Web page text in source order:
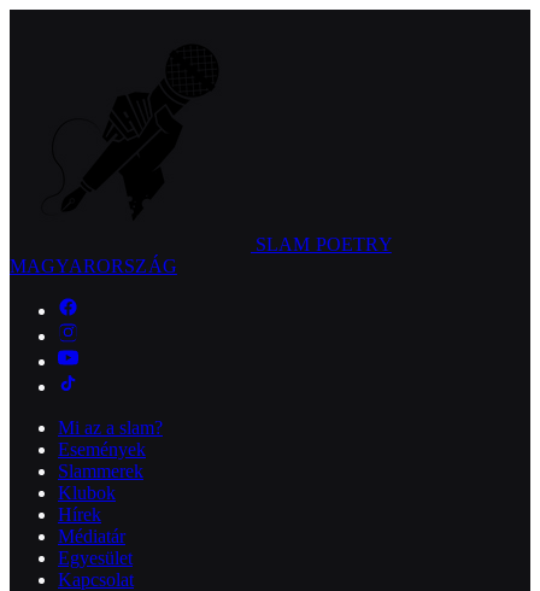
SLAM POETRY
MAGYARORSZÁG
Mi az a slam?
Események
Slammerek
Klubok
Hírek
Médiatár
Egyesület
Kapcsolat